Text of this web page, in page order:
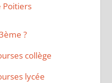
Poitiers
?
collège
lycée